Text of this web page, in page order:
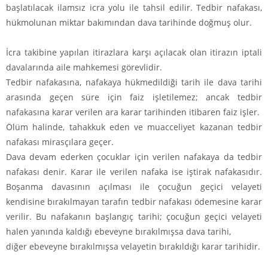
başlatılacak ilamsız icra yolu ile tahsil edilir. Tedbir nafakası,
hükmolunan miktar bakımından dava tarihinde doğmuş olur.
İcra takibine yapılan itirazlara karşı açılacak olan itirazın iptali
davalarında aile mahkemesi görevlidir.
Tedbir nafakasına, nafakaya hükmedildiği tarih ile dava tarihi
arasında geçen süre için faiz işletilemez; ancak tedbir
nafakasına karar verilen ara karar tarihinden itibaren faiz işler.
Ölüm halinde, tahakkuk eden ve muacceliyet kazanan tedbir
nafakası mirasçılara geçer.
Dava devam ederken çocuklar için verilen nafakaya da tedbir
nafakası denir. Karar ile verilen nafaka ise iştirak nafakasıdır.
Boşanma davasının açılması ile çocuğun geçici velayeti
kendisine bırakılmayan tarafın tedbir nafakası ödemesine karar
verilir. Bu nafakanın başlangıç tarihi; çocuğun geçici velayeti
halen yanında kaldığı ebeveyne bırakılmışsa dava tarihi,
diğer ebeveyne bırakılmışsa velayetin bırakıldığı karar tarihidir.